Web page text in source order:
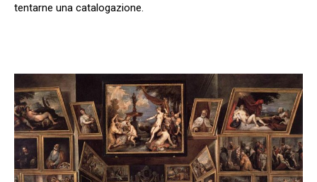
tentarne una catalogazione.